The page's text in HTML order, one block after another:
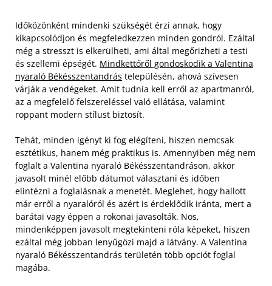
Időközönként mindenki szükségét érzi annak, hogy
kikapcsolódjon és megfeledkezzen minden gondról. Ezáltal
még a stresszt is elkerülheti, ami által megőrizheti a testi
és szellemi épségét. Mindkettőről gondoskodik a Valentina
nyaraló Békésszentandrás településén, ahová szívesen
várják a vendégeket. Amit tudnia kell erről az apartmanról,
az a megfelelő felszereléssel való ellátása, valamint
roppant modern stílust biztosít.
Tehát, minden igényt ki fog elégíteni, hiszen nemcsak
esztétikus, hanem még praktikus is. Amennyiben még nem
foglalt a Valentina nyaraló Békésszentandráson, akkor
javasolt minél előbb dátumot választani és időben
elintézni a foglalásnak a menetét. Meglehet, hogy hallott
már erről a nyaralóról és azért is érdeklődik iránta, mert a
barátai vagy éppen a rokonai javasolták. Nos,
mindenképpen javasolt megtekinteni róla képeket, hiszen
ezáltal még jobban lenyűgözi majd a látvány. A Valentina
nyaraló Békésszentandrás területén több opciót foglal
magába.